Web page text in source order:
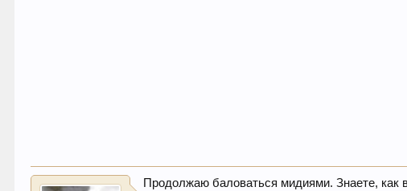
Продолжаю баловаться мидиями. Знаете, как